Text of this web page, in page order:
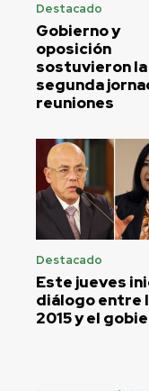
Destacado
Gobierno y
oposición
sostuvieron la
segunda
reuniones
Destacado
Este jueves
diálogo entre
2015 y el